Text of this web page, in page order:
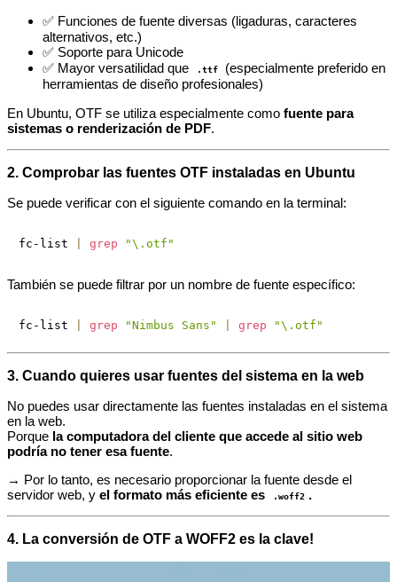
✅ Funciones de fuente diversas (ligaduras, caracteres
alternativos, etc.)
✅ Soporte para Unicode
✅ Mayor versatilidad que
.ttf
(especialmente preferido en
herramientas de diseño profesionales)
En Ubuntu, OTF se utiliza especialmente como fuente para
sistemas o renderización de PDF.
2. Comprobar las fuentes OTF instaladas en Ubuntu
Se puede verificar con el siguiente comando en la terminal:
fc-list grep "\.otf"
También se puede filtrar por un nombre de fuente específico:
fc-list grep "Nimbus Sans" grep "\.otf"
3. Cuando quieres usar fuentes del sistema en la web
No puedes usar directamente las fuentes instaladas en el sistema
en la web.
Porque la computadora del cliente que accede al sitio web
podría no tener esa fuente.
→ Por lo tanto, es necesario proporcionar la fuente desde el
servidor web, y el formato más eficiente es .woff2 .
4. La conversión de OTF a WOFF2 es la clave!